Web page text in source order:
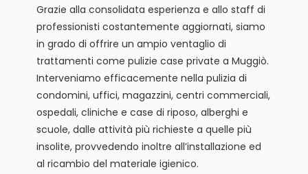
Grazie alla consolidata esperienza e allo staff di
professionisti costantemente aggiornati, siamo
in grado di offrire un ampio ventaglio di
trattamenti come pulizie case private a Muggiò.
Interveniamo efficacemente nella pulizia di
condomini, uffici, magazzini, centri commerciali,
ospedali, cliniche e case di riposo, alberghi e
scuole, dalle attività più richieste a quelle più
insolite, provvedendo inoltre all’installazione ed
al ricambio del materiale igienico.